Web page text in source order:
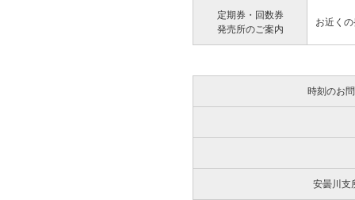
定期券・回数券
発売所のご案内
お近く
時刻のお
安曇川支